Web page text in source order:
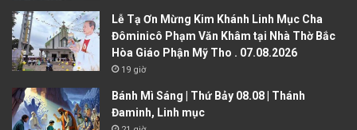
Lễ Tạ Ơn Mừng Kim Khánh Linh Mục Cha
Đôminicô Phạm Văn Khâm tại Nhà Thờ Bắc
Hòa Giáo Phận Mỹ Tho . 07.08.2026
19 giờ
Bánh Mì Sáng | Thứ Bảy 08.08 | Thánh
Đaminh, Linh mục